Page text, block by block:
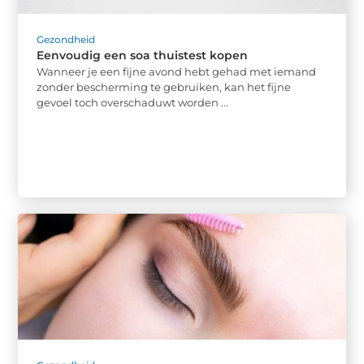
Gezondheid
Eenvoudig een soa thuistest kopen
Wanneer je een fijne avond hebt gehad met iemand
zonder bescherming te gebruiken, kan het fijne
gevoel toch overschaduwt worden ...